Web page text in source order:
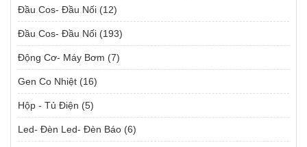
Đầu Cos- Đầu Nối (12)
Đầu Cos- Đầu Nối (193)
Động Cơ- Máy Bơm (7)
Gen Co Nhiệt (16)
Hộp - Tủ Điện (5)
Led- Đèn Led- Đèn Báo (6)